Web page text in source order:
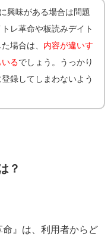
興味がある場合は問題
レ革命や板読みデイト
場合は、 内容が違いす
るでしょう。うっかり
録してしまわないよう
？
』は、利用者からど